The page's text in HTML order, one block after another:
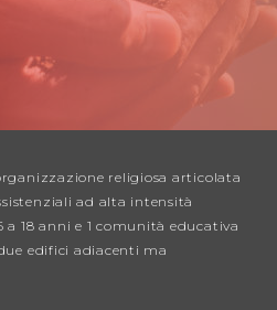
religiosa articolata
ad alta intensità
18 anni e 1 comunità educativa
edifici adiacenti ma